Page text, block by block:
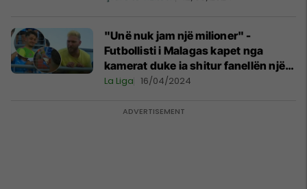
"Unë nuk jam një milioner" -
Futbollisti i Malagas kapet nga
kamerat duke ia shitur fanellën një
tifozi
La Liga 16/04/2024